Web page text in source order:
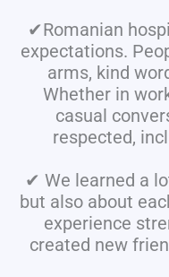
✔Romanian
expectations.
arms, kind
Whether in
casual
respected,
✔ We learned a
but also about
experience
created new